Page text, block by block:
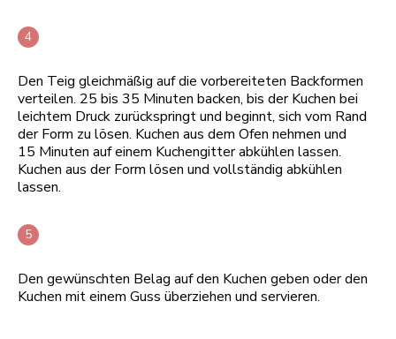
Den Teig gleichmäßig auf die vorbereiteten Backformen
verteilen. 25 bis 35 Minuten backen, bis der Kuchen bei
leichtem Druck zurückspringt und beginnt, sich vom Rand
der Form zu lösen. Kuchen aus dem Ofen nehmen und
15 Minuten auf einem Kuchengitter abkühlen lassen.
Kuchen aus der Form lösen und vollständig abkühlen
lassen.
Den gewünschten Belag auf den Kuchen geben oder den
Kuchen mit einem Guss überziehen und servieren.